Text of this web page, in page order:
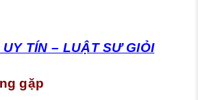
TÍN – LUẬT SƯ GIỎI
gặp